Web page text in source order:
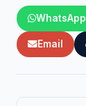
WhatsApp
Email